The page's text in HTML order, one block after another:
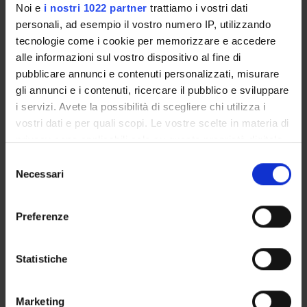
Noi e i nostri 1022 partner trattiamo i vostri dati
personali, ad esempio il vostro numero IP, utilizzando
tecnologie come i cookie per memorizzare e accedere
alle informazioni sul vostro dispositivo al fine di
pubblicare annunci e contenuti personalizzati, misurare
gli annunci e i contenuti, ricercare il pubblico e sviluppare
i servizi. Avete la possibilità di scegliere chi utilizza i
vostri dati e per quali scopi. Le vostre scelte in materia di
privacy sono applicabili solo su questa proprietà digitale
modificare o revocare il proprio consenso in qualsiasi
momento dalla Dichiarazione sui cookie o facendo clic
raccogliere informazioni sulla tua posizione
geografica, con un'approssimazione di qualche
delNecessari
Preferenze
Statistiche
Marketing
IDACOP con metodi e prototipi sviluppati a livello
industriale.
MAIN PARTNER
IRDETO Canada Corporation
ENTI FINANZIATORI:
Roberto Giacobazzi